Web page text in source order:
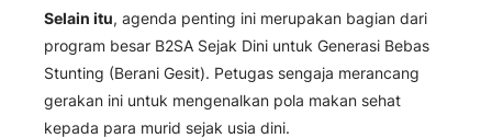
Selain itu, agenda penting ini merupakan bagian dari
program besar B2SA Sejak Dini untuk Generasi Bebas
Stunting (Berani Gesit). Petugas sengaja merancang
gerakan ini untuk mengenalkan pola makan sehat
kepada para murid sejak usia dini.